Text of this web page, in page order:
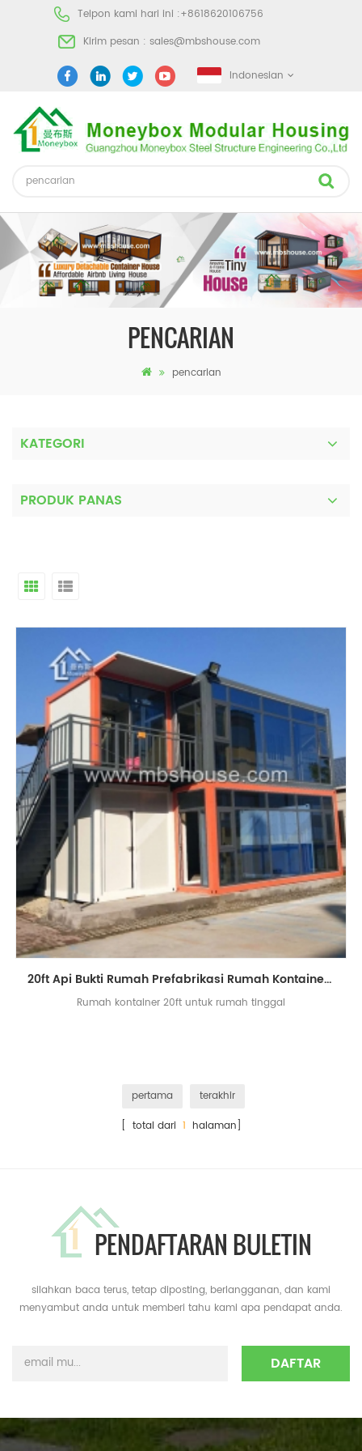
Telpon kami hari ini :+8618620106756
Kirim pesan : sales@mbshouse.com
Indonesian
PENCARIAN
pencarian
KATEGORI
PRODUK PANAS
20ft Api Bukti Rumah Prefabrikasi Rumah Kontainer Rumah di Cina
Rumah kontainer 20ft untuk rumah tinggal
pertama
terakhir
[ total dari 1 halaman]
PENDAFTARAN BULETIN
silahkan baca terus, tetap diposting, berlangganan, dan kami
menyambut anda untuk memberi tahu kami apa pendapat anda.